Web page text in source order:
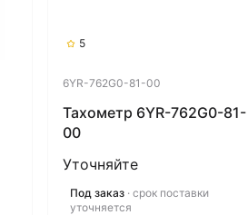
5
6YR-762G0-81-00
Тахометр 6YR-762G0-81-
00
Уточняйте
Под заказ· срок поставки
уточняется